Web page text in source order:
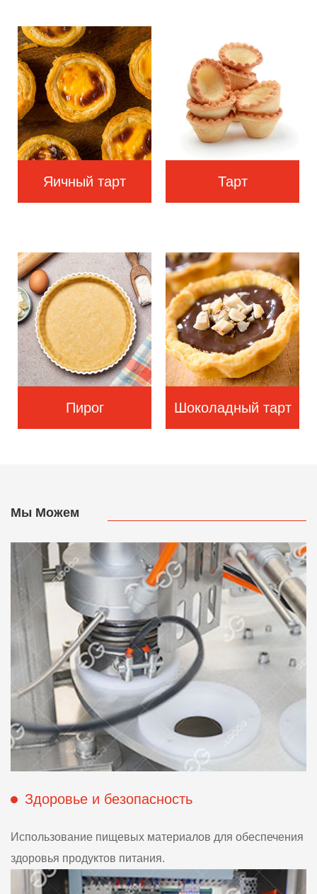
Яичный тарт Тарт
Пирог Шоколадный тарт
Мы Можем
Здоровье и безопасность
Использование пищевых материалов для обеспечения
здоровья продуктов питания.